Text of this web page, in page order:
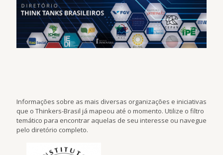
Informações sobre as mais diversas organizações e iniciativas
que o Thinkers-Brasil já mapeou até o momento. Utilize o filtro
temático para encontrar aquelas de seu interesse ou navegue
pelo diretório completo.